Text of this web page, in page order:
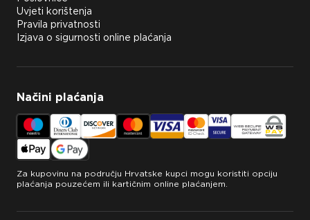
Uvjeti korištenja
Pravila privatnosti
Izjava o sigurnosti online plaćanja
Načini plaćanja
Za kupovinu na području Hrvatske kupci mogu koristiti opciju
plaćanja pouzećem ili kartičnim online plaćanjem.